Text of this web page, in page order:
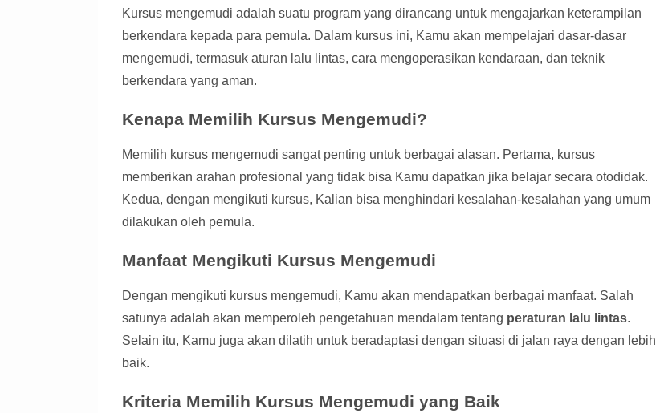
Kursus mengemudi adalah suatu program yang dirancang untuk mengajarkan keterampilan
berkendara kepada para pemula. Dalam kursus ini, Kamu akan mempelajari dasar-dasar
mengemudi, termasuk aturan lalu lintas, cara mengoperasikan kendaraan, dan teknik
berkendara yang aman.
Kenapa Memilih Kursus Mengemudi?
Memilih kursus mengemudi sangat penting untuk berbagai alasan. Pertama, kursus
memberikan arahan profesional yang tidak bisa Kamu dapatkan jika belajar secara otodidak.
Kedua, dengan mengikuti kursus, Kalian bisa menghindari kesalahan-kesalahan yang umum
dilakukan oleh pemula.
Manfaat Mengikuti Kursus Mengemudi
Dengan mengikuti kursus mengemudi, Kamu akan mendapatkan berbagai manfaat. Salah
satunya adalah akan memperoleh pengetahuan mendalam tentang peraturan lalu lintas.
Selain itu, Kamu juga akan dilatih untuk beradaptasi dengan situasi di jalan raya dengan lebih
baik.
Kriteria Memilih Kursus Mengemudi yang Baik